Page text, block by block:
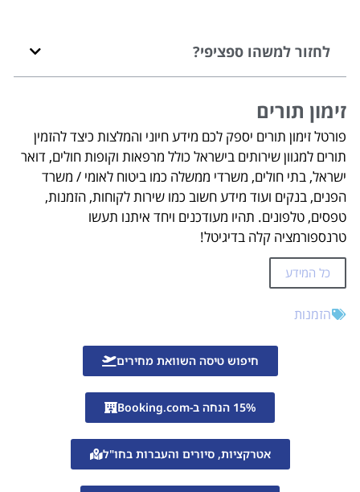
לחזור למשהו ספציפי?
זימון תורים
פורטל זימון תורים יספק לכם מידע חיוני והמלצות כיצד להזמין
תורים למגוון שירותים בישראל כולל מרפאות וקופות חולים, דואר
ישראל, בתי חולים, משרדי ממשלה כמו ביטוח לאומי / משרד
הפנים, בנקים ועוד מידע חשוב כמו שירות לקוחות, הזמנות,
טפסים, טלפונים. תהיו מעודכנים ויחד איתנו תעשו
טרנספורמציה קלה בדיגיטל!
כל המידע
הזמנות
חיפוש טיסה השוואת מחירים
15% הנחה ב-Booking.com
אטרקציות, סיורים והעברות בחו"ל